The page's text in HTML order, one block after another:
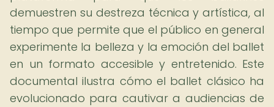
demuestren su destreza técnica y artística, al
tiempo que permite que el público en general
experimente la belleza y la emoción del ballet
en un formato accesible y entretenido. Este
documental ilustra cómo el ballet clásico ha
evolucionado para cautivar a audiencias de